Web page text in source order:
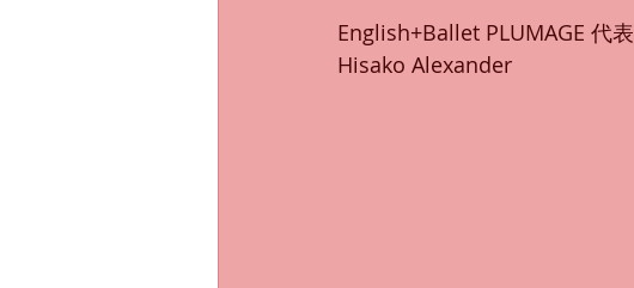
English+Ballet PLUMAGE 代表
Hisako Alexander